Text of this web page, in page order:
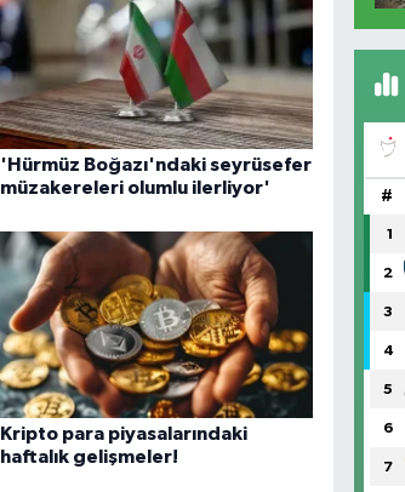
'Hürmüz Boğazı'ndaki seyrüsefer
müzakereleri olumlu ilerliyor'
Kripto para piyasalarındaki
haftalık gelişmeler!
#
1
2
3
4
5
6
7